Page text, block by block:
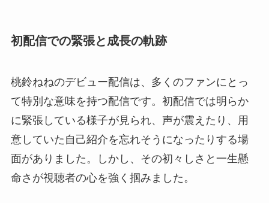
初配信での緊張と成長の軌跡
桃鈴ねねのデビュー配信は、多くのファンにとっ
て特別な意味を持つ配信です。初配信では明らか
に緊張している様子が見られ、声が震えたり、用
意していた自己紹介を忘れそうになったりする場
面がありました。しかし、その初々しさと一生懸
命さが視聴者の心を強く掴みました。